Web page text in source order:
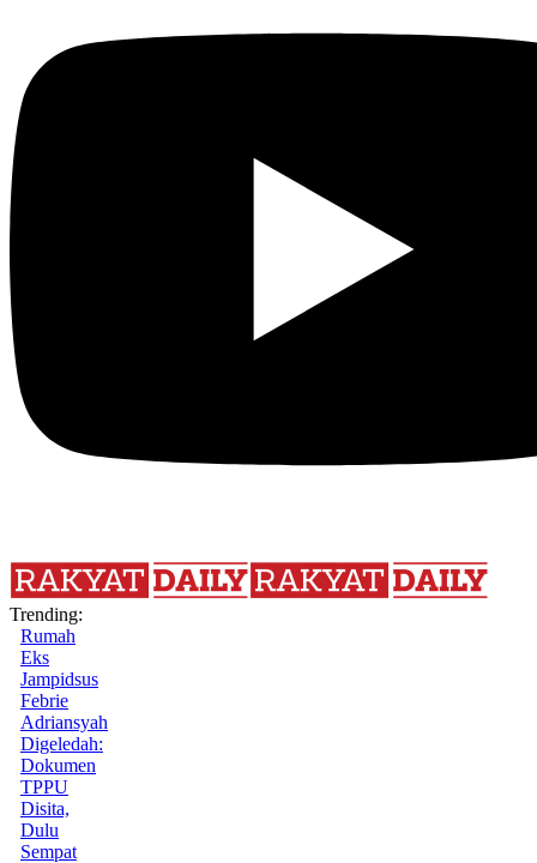
Trending:
Rumah
Eks
Jampidsus
Febrie
Adriansyah
Digeledah:
Dokumen
TPPU
Disita,
Dulu
Sempat